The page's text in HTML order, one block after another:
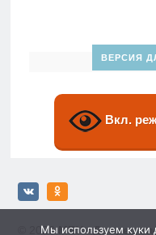
ВЕРСИЯ
Вкл.
© 2026 МБУ «Дворец
Мы используем куки